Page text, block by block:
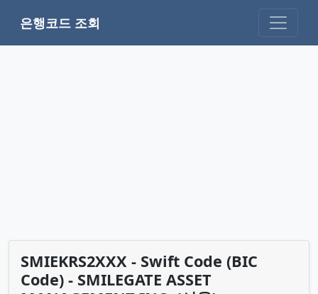
은행코드 조회
SMIEKRS2XXX - Swift Code (BIC
Code) - SMILEGATE ASSET